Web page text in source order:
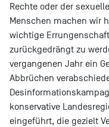
Rechte oder der
Menschen machen wir
wichtige
zurückgedrängt zu
vergangenen Jahr ein
Abbrüchen
konservative
eingeführt, die gezielt